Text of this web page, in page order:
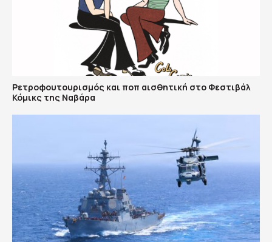
Ρετροφουτουρισμός και ποπ αισθητική στο Φεστιβάλ
Κόμικς της Ναβάρα